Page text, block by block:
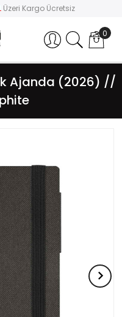
Üzeri Kargo Ücretsiz
Hesabım 0
Ajanda (2026) //